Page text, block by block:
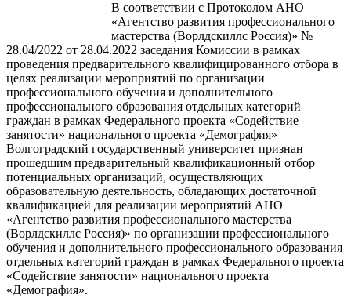
В соответствии с Протоколом АНО
«Агентство развития профессионального
мастерства (Ворлдскиллс Россия)» №
28.04/2022 от 28.04.2022 заседания Комиссии в рамках
проведения предварительного квалифицированного отбора в
целях реализации мероприятий по организации
профессионального обучения и дополнительного
профессионального образования отдельных категорий
граждан в рамках Федерального проекта «Содействие
занятости» национального проекта «Демография»
Волгоградский государственный университет признан
прошедшим предварительный квалификационный отбор
потенциальных организаций, осуществляющих
образовательную деятельность, обладающих достаточной
квалификацией для реализации мероприятий АНО
«Агентство развития профессионального мастерства
(Ворлдскиллс Россия)» по организации профессионального
обучения и дополнительного профессионального образования
отдельных категорий граждан в рамках Федерального проекта
«Содействие занятости» национального проекта
«Демография».